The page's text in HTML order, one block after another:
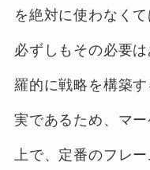
を絶対に使わなく
必ずしもその必要
羅的に戦略を構築
実であるため、マ
上で、定番のフレー